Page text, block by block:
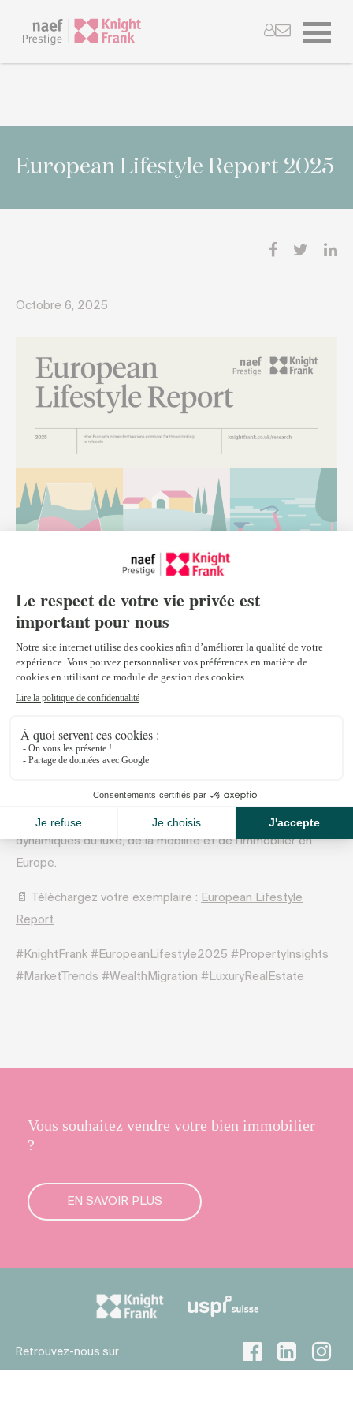
European Lifestyle Report 2025
Octobre 6, 2025
European Lifestyle Report 2025
explore les nouvelles
dynamiques du luxe, de la mobilité et de l’immobilier en
Europe.
📄 Téléchargez votre exemplaire : European Lifestyle
Report.
#KnightFrank #EuropeanLifestyle2025 #PropertyInsights
#MarketTrends #WealthMigration #LuxuryRealEstate
Vous souhaitez vendre votre bien immobilier
?
EN SAVOIR PLUS
Retrouvez-nous sur